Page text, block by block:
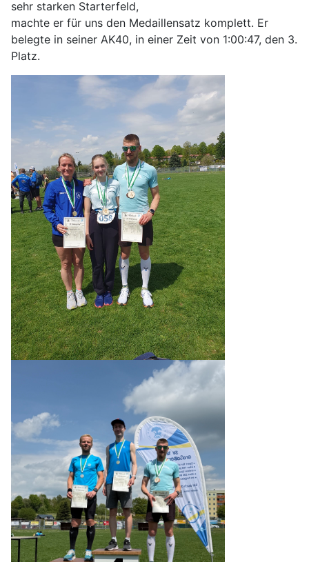
sehr starken Starterfeld,
machte er für uns den Medaillensatz komplett. Er
belegte in seiner AK40, in einer Zeit von 1:00:47, den 3.
Platz.